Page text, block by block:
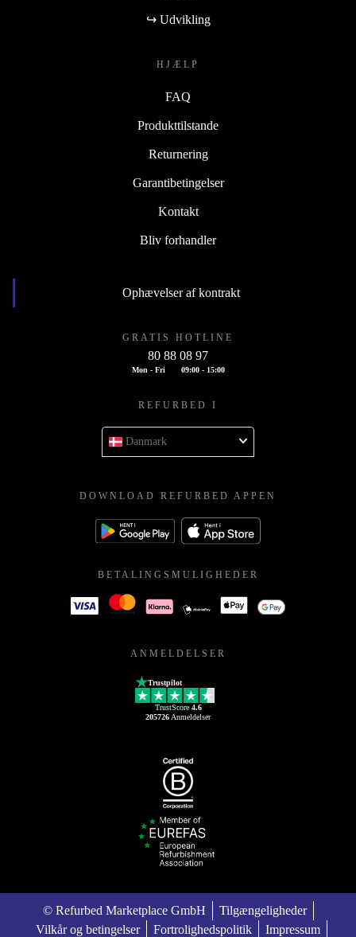
↪ Udvikling
HJÆLP
FAQ
Produkttilstande
Returnering
Garantibetingelser
Kontakt
Bliv forhandler
Ophævelser af kontrakt
GRATIS HOTLINE
80 88 08 97
Mon - Fri 09:00 - 15:00
REFURBED I
Danmark
DOWNLOAD REFURBED APPEN
BETALINGSMULIGHEDER
ANMELDELSER
Trustpilot
TrustScore 4.6
205726 Anmeldelser
© Refurbed Marketplace GmbH
Tilgængeligheder
Vilkår og betingelser
Fortrolighedspolitik Impressum